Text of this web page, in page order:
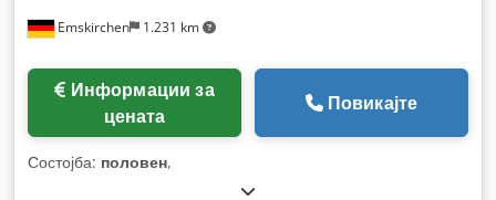
Emskirchen 1.231 km
цената
Повикајте
Состојба: половен,